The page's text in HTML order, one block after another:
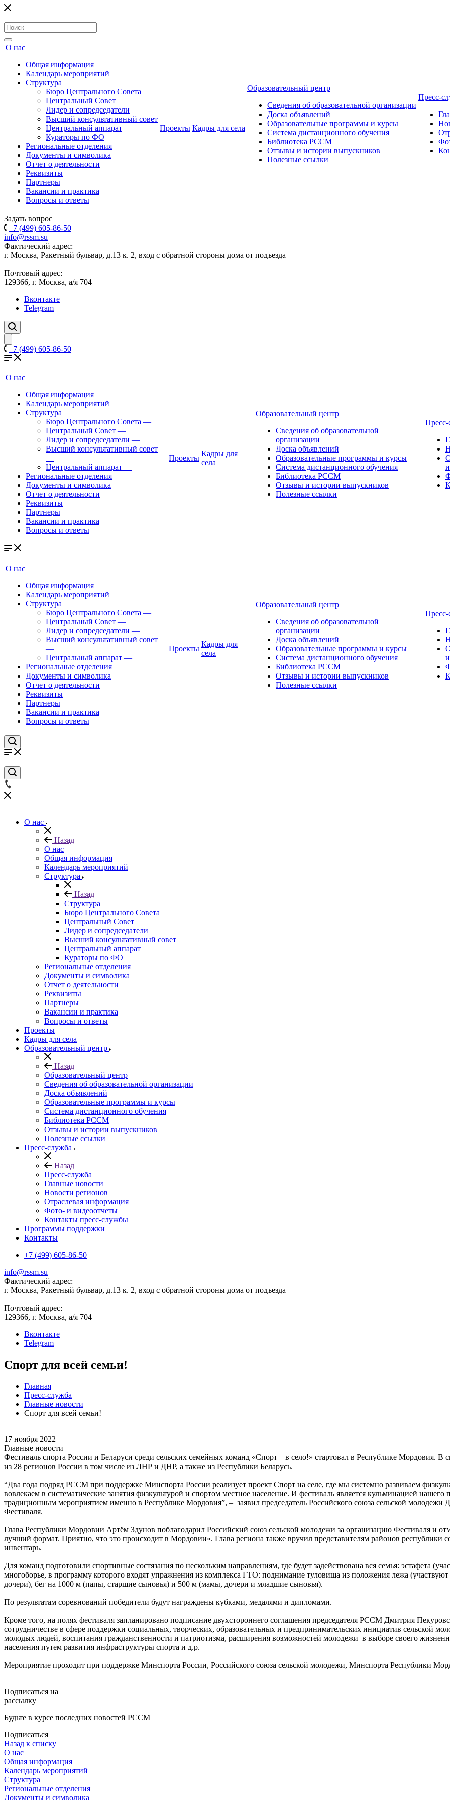
О нас
Общая информация
Календарь мероприятий
Структура
Бюро Центрального Совета
Центральный Совет
Лидер и сопредседатели
Высший консультативный совет
Центральный аппарат
Кураторы по ФО
Региональные отделения
Документы и символика
Отчет о деятельности
Реквизиты
Партнеры
Вакансии и практика
Вопросы и ответы
Проекты Кадры для села
Образовательный центр
Сведения об образовательной организации
Доска объявлений
Образовательные программы и курсы
Система дистанционного обучения
Библиотека РССМ
Отзывы и истории выпускников
Полезные ссылки
Пресс-
Задать вопрос
+7 (499) 605-86-50
info@rssm.su
Фактический адрес:
г. Москва, Ракетный бульвар, д.13 к. 2, вход с обратной стороны дома от подъезда
Почтовый адрес:
129366, г. Москва, а/я 704
Вконтакте
Telegram
+7 (499) 605-86-50
О нас
Общая информация
Календарь мероприятий
Структура
Бюро Центрального Совета —
Центральный Совет —
Лидер и сопредседатели —
Высший консультативный совет
—
Центральный аппарат —
Региональные отделения
Документы и символика
Отчет о деятельности
Реквизиты
Партнеры
Вакансии и практика
Вопросы и ответы
Проекты
Кадры для
села
Образовательный центр
Сведения об образовательной
организации
Доска объявлений
Образовательные программы и курсы
Система дистанционного обучения
Библиотека РССМ
Отзывы и истории выпускников
Полезные ссылки
Пресс-
О нас
Общая информация
Календарь мероприятий
Структура
Бюро Центрального Совета —
Центральный Совет —
Лидер и сопредседатели —
Высший консультативный совет
—
Центральный аппарат —
Региональные отделения
Документы и символика
Отчет о деятельности
Реквизиты
Партнеры
Вакансии и практика
Вопросы и ответы
Проекты
Кадры для
села
Образовательный центр
Сведения об образовательной
организации
Доска объявлений
Образовательные программы и курсы
Система дистанционного обучения
Библиотека РССМ
Отзывы и истории выпускников
Полезные ссылки
Пресс-
О нас
Назад
О нас
Общая информация
Календарь мероприятий
Структура
Назад
Структура
Бюро Центрального Совета
Центральный Совет
Лидер и сопредседатели
Высший консультативный совет
Центральный аппарат
Кураторы по ФО
Региональные отделения
Документы и символика
Отчет о деятельности
Реквизиты
Партнеры
Вакансии и практика
Вопросы и ответы
Проекты
Кадры для села
Образовательный центр
Назад
Образовательный центр
Сведения об образовательной организации
Доска объявлений
Образовательные программы и курсы
Система дистанционного обучения
Библиотека РССМ
Отзывы и истории выпускников
Полезные ссылки
Пресс-служба
Назад
Пресс-служба
Главные новости
Новости регионов
Отраслевая информация
Фото- и видеоотчеты
Контакты пресс-службы
Программы поддержки
Контакты
+7 (499) 605-86-50
info@rssm.su
Фактический адрес:
г. Москва, Ракетный бульвар, д.13 к. 2, вход с обратной стороны дома от подъезда
Почтовый адрес:
129366, г. Москва, а/я 704
Вконтакте
Telegram
Спорт для всей семьи!
Главная
Пресс-служба
Главные новости
Спорт для всей семьи!
17 ноября 2022
Главные новости
Фестиваль спорта России и Беларуси среди сельских семейных команд «Спорт – в село!» стартовал в Республике Мордовия.
из 28 регионов России в том числе из ЛНР и ДНР, а также из Республики Беларусь.
“Два года подряд РССМ при поддержке Минспорта России реализует проект Спорт на селе, где мы системно развиваем
вовлекаем в систематические занятия физкультурой и спортом местное население. И фестиваль является кульминацией
традиционным мероприятием именно в Республике Мордовия”, – заявил председатель Российского союза сельской
Фестиваля.
Глава Республики Мордовии Артём Здунов поблагодарил Российский союз сельской молодежи за организацию Фестиваля и
лучший формат. Приятно, что это происходит в Мордовии». Глава региона также вручил представителям районов республики
инвентарь.
Для команд подготовили спортивные состязания по нескольким направлениям, где будет задействована вся семья: эстафета
многоборье, в программу которого входят упражнения из комплекса ГТО: поднимание туловища из положения лежа
дочери), бег на 1000 м (папы, старшие сыновья) и 500 м (мамы, дочери и младшие сыновья).
По результатам соревнований победители будут награждены кубками, медалями и дипломами.
Кроме того, на полях фестиваля запланировано подписание двухстороннего соглашения председателя РССМ Дмитрия
сотрудничестве в сфере поддержки социальных, творческих, образовательных и предпринимательских инициатив сельской
молодых людей, воспитания гражданственности и патриотизма, расширения возможностей молодежи в выборе своего
населения путем развития инфраструктуры спорта и д.р.
Мероприятие проходит при поддержке Минспорта России, Российского союза сельской молодежи, Минспорта Республики
Подписаться на
рассылку
Будьте в курсе последних новостей РССМ
Подписаться
Назад к списку
О нас
Общая информация
Календарь мероприятий
Структура
Региональные отделения
Документы и символика